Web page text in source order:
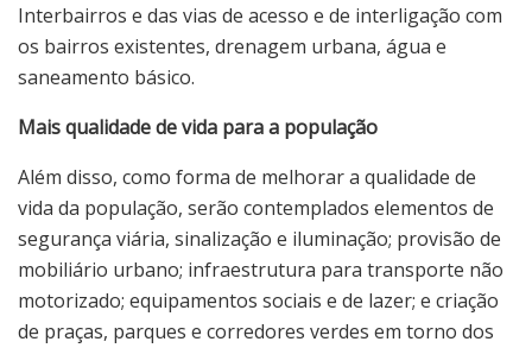
Interbairros e das vias de acesso e de interligação com
os bairros existentes, drenagem urbana, água e
saneamento básico.
Mais qualidade de vida para a população
Além disso, como forma de melhorar a qualidade de
vida da população, serão contemplados elementos de
segurança viária, sinalização e iluminação; provisão de
mobiliário urbano; infraestrutura para transporte não
motorizado; equipamentos sociais e de lazer; e criação
de praças, parques e corredores verdes em torno dos